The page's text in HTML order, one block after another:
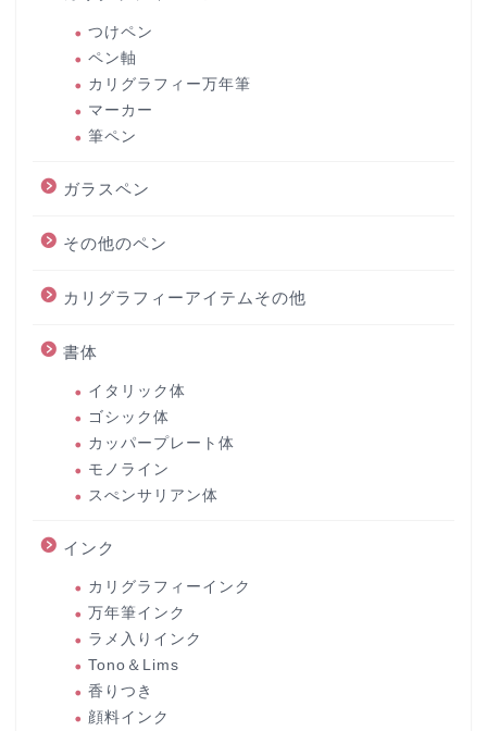
つけペン
ペン軸
カリグラフィー万年筆
マーカー
筆ペン
ガラスペン
その他のペン
カリグラフィーアイテムその他
書体
イタリック体
ゴシック体
カッパープレート体
モノライン
スぺンサリアン体
インク
カリグラフィーインク
万年筆インク
ラメ入りインク
Tono＆Lims
香りつき
顔料インク